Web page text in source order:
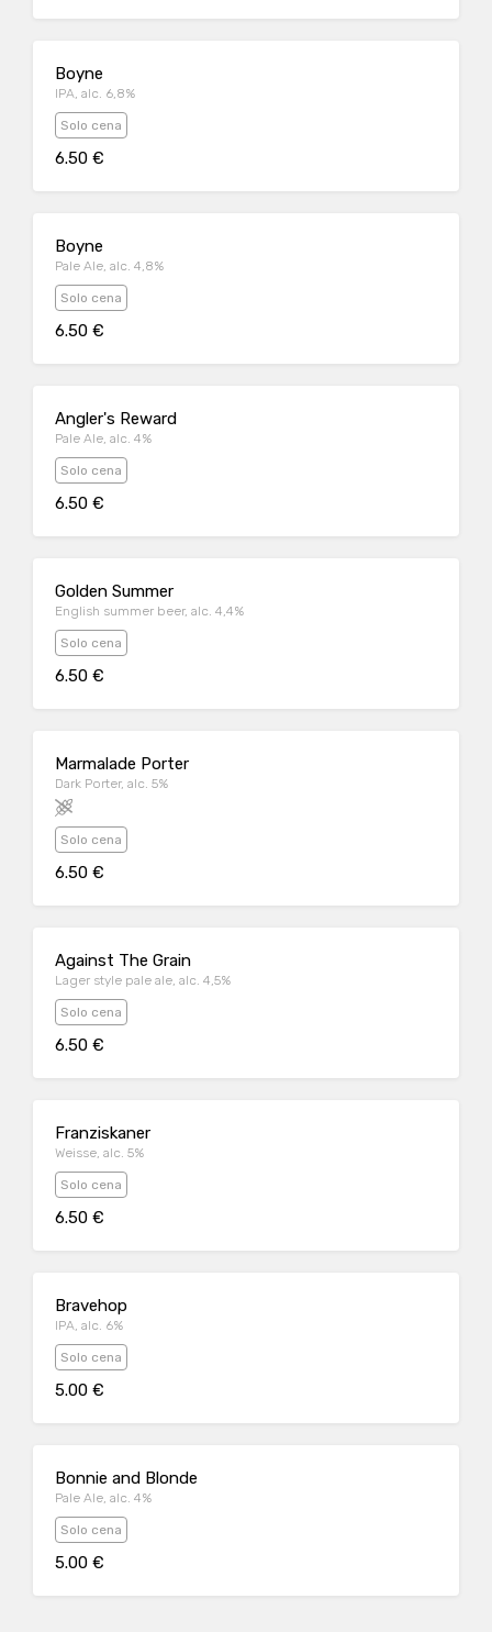
Boyne
IPA, alc. 6,8%
Solo cena
6.50 €
Boyne
Pale Ale, alc. 4,8%
Solo cena
6.50 €
Angler's Reward
Pale Ale, alc. 4%
Solo cena
6.50 €
Golden Summer
English summer beer, alc. 4,4%
Solo cena
6.50 €
Marmalade Porter
Dark Porter, alc. 5%
Solo cena
6.50 €
Against The Grain
Lager style pale ale, alc. 4,5%
Solo cena
6.50 €
Franziskaner
Weisse, alc. 5%
Solo cena
6.50 €
Bravehop
IPA, alc. 6%
Solo cena
5.00 €
Bonnie and Blonde
Pale Ale, alc. 4%
Solo cena
5.00 €